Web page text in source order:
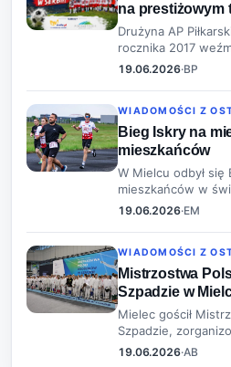
na prestiżowym
Drużyna AP
rocznika 2017
turnieju piłkarskim
19.06.2026·BP
WIADOMOŚCI Z
Bieg Iskry na
mieszkańców
W Mielcu odbył się
mieszkańców w
Uczestnicy mieli
19.06.2026·EM
WIADOMOŚCI Z
Mistrzostwa
Szpadzie w
Mielec gościł
Szpadzie,
PTG Sokół 1893.
19.06.2026·AB